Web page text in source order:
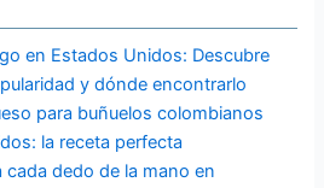
en Estados Unidos: Descubre
y dónde encontrarlo
para buñuelos colombianos
la receta perfecta
cada dedo de la mano en